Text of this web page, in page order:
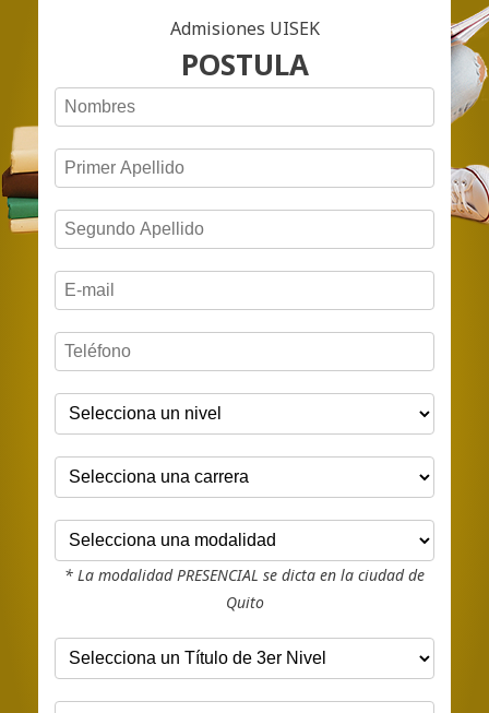
Admisiones UISEK
POSTULA
* La modalidad PRESENCIAL se dicta en la ciudad de
Quito